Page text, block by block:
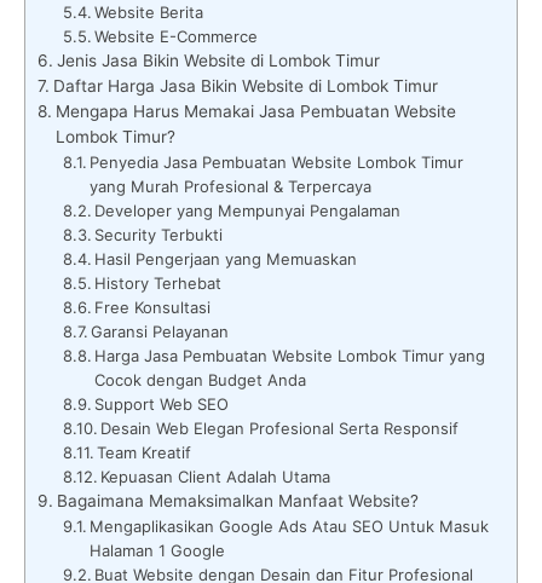
Website Berita
Website E-Commerce
Jenis Jasa Bikin Website di Lombok Timur
Daftar Harga Jasa Bikin Website di Lombok Timur
Mengapa Harus Memakai Jasa Pembuatan Website
Lombok Timur?
Penyedia Jasa Pembuatan Website Lombok Timur
yang Murah Profesional & Terpercaya
Developer yang Mempunyai Pengalaman
Security Terbukti
Hasil Pengerjaan yang Memuaskan
History Terhebat
Free Konsultasi
Garansi Pelayanan
Harga Jasa Pembuatan Website Lombok Timur yang
Cocok dengan Budget Anda
Support Web SEO
Desain Web Elegan Profesional Serta Responsif
Team Kreatif
Kepuasan Client Adalah Utama
Bagaimana Memaksimalkan Manfaat Website?
Mengaplikasikan Google Ads Atau SEO Untuk Masuk
Halaman 1 Google
Buat Website dengan Desain dan Fitur Profesional